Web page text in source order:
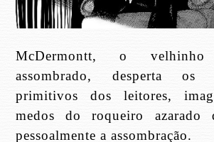
McDermontt, o
assombrado, desperta os
primitivos dos leitores,
medos do roqueiro azarado
pessoalmente a assombração.